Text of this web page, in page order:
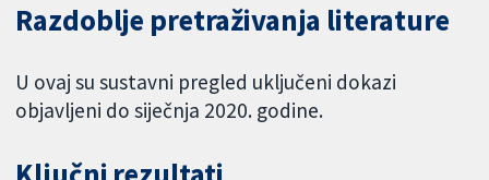
Razdoblje pretraživanja literature
U ovaj su sustavni pregled uključeni dokazi
objavljeni do siječnja 2020. godine.